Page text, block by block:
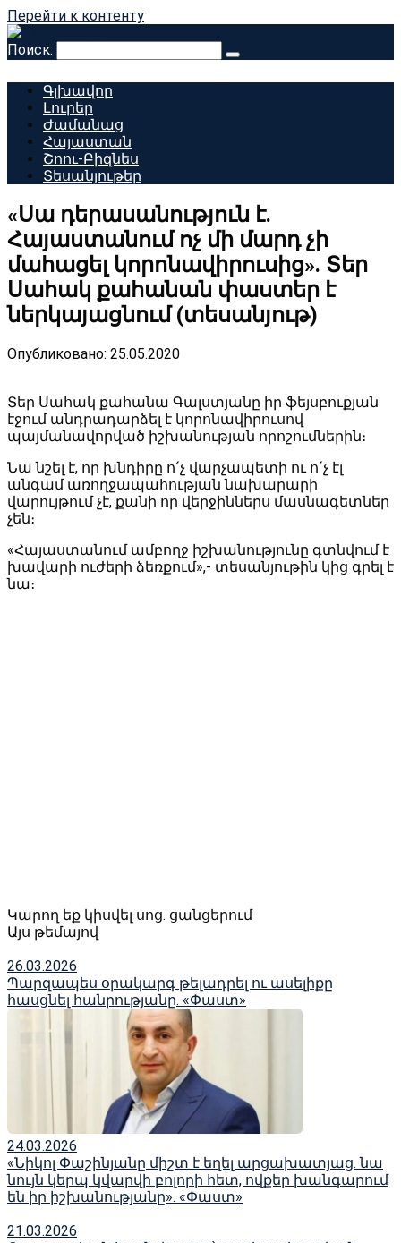
Перейти к контенту
Поиск:
Գլխավոր
Լուրեր
Ժամանաց
Հայաստան
Շոու-Բիզնես
Տեսանյութեր
«Սա դերասանություն է.
Հայաստանում ոչ մի մարդ չի
մահացել կորոնավիրուսից». Տեր
Սահակ քահանան փաստեր է
ներկայացնում (տեսանյութ)
Опубликовано: 25.05.2020
Տեր Սահակ քահանա Գալստյանը իր ֆեյսբուքյան
էջում անդրադարձել է կորոնավիրուսով
պայմանավորված իշխանության որոշումներին։
Նա նշել է, որ խնդիրը ո´չ վարչապետի ու ո´չ էլ
անգամ առողջապահության նախարարի
վարույթում չէ, քանի որ վերջիններս մասնագետներ
չեն։
«Հայաստանում ամբողջ իշխանությունը գտնվում է
խավարի ուժերի ձեռքում»,- տեսանյութին կից գրել է
նա։
Կարող եք կիսվել սոց․ ցանցերում
Այս թեմայով
26.03.2026
Պարզապես օրակարգ թելադրել ու ասելիքը
հասցնել հանրությանը. «Փաստ»
24.03.2026
«Նիկոլ Փաշինյանը միշտ է եղել արցախատյաց. նա
նույն կերպ կվարվի բոլորի հետ, ովքեր խանգարում
են իր իշխանությանը». «Փաստ»
21.03.2026